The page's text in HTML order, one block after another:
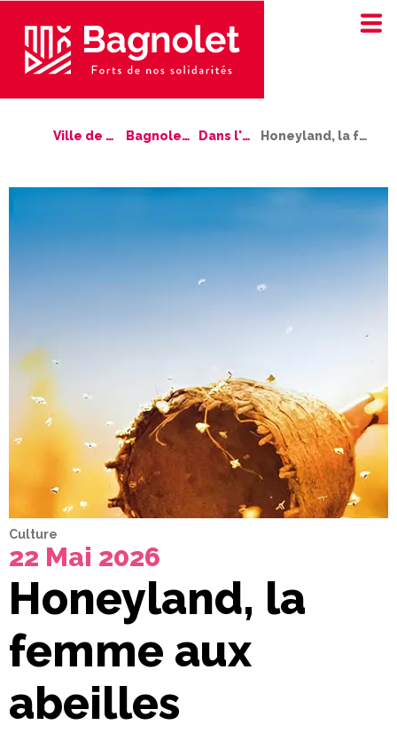
Ville de Bagnolet Bagnolet bouge ! Dans l'agenda Honeyland, la femme aux abeilles
Culture
22 Mai 2026
Honeyland, la
femme aux
abeilles